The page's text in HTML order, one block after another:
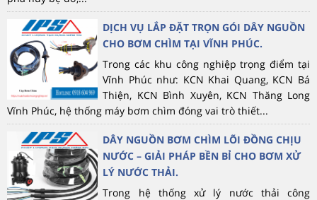
DỊCH VỤ LẮP ĐẶT TRỌN GÓI DÂY NGUỒN
CHO BƠM CHÌM TẠI VĨNH PHÚC.
Trong các khu công nghiệp trọng điểm tại
Vĩnh Phúc như: KCN Khai Quang, KCN Bá
Thiện, KCN Bình Xuyên, KCN Thăng Long
Vĩnh Phúc, hệ thống máy bơm chìm đóng vai trò thiết...
DÂY NGUỒN BƠM CHÌM LÕI ĐỒNG CHỊU
NƯỚC – GIẢI PHÁP BỀN BỈ CHO BƠM XỬ
LÝ NƯỚC THẢI.
Trong hệ thống xử lý nước thải công